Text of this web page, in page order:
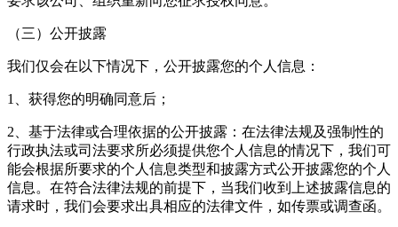
（三）公开披露
我们仅会在以下情况下，公开披露您的个人信息：
1、获得您的明确同意后；
2、基于法律或合理依据的公开披露：在法律法规及强制性的
行政执法或司法要求所必须提供您个人信息的情况下，我们可
能会根据所要求的个人信息类型和披露方式公开披露您的个人
信息。在符合法律法规的前提下，当我们收到上述披露信息的
请求时，我们会要求出具相应的法律文件，如传票或调查函。